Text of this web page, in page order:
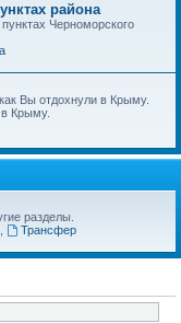
района
Черноморского
Вы отдохнули в Крыму.
Крыму.
разделы.
Трансфер